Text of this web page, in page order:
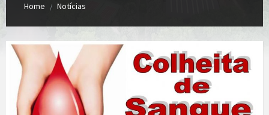
Home / Notícias